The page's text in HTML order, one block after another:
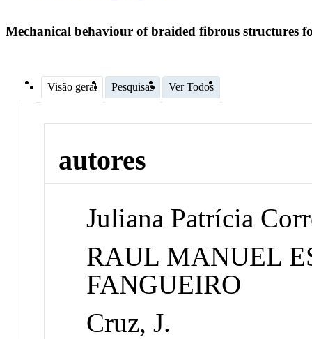
Mechanical behaviour of braided fibrous structures
Visão geral Pesquisas Ver Todos
autores
Juliana Patrícia
RAUL MANUEL
FANGUEIRO
Cruz, J.